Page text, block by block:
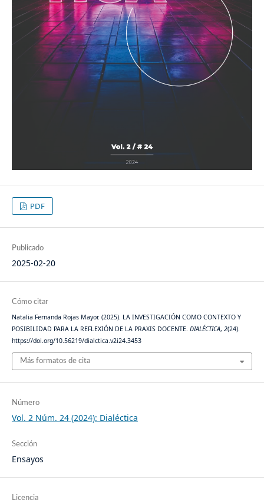
PDF
Publicado
2025-02-20
Cómo citar
Natalia Fernanda Rojas Mayor. (2025). LA INVESTIGACIÓN COMO CONTEXTO Y
POSIBILIDAD PARA LA REFLEXIÓN DE LA PRAXIS DOCENTE. DIALÉCTICA, 2(24).
https://doi.org/10.56219/dialctica.v2i24.3453
Más formatos de cita
Número
Vol. 2 Núm. 24 (2024): Dialéctica
Sección
Ensayos
Licencia